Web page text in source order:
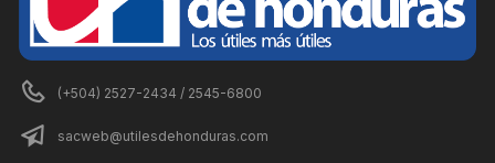
(+504) 2527-2434 / 2545-6800
sacweb@utilesdehonduras.com